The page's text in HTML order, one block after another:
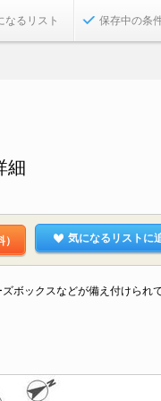
なるリスト 保存中の条
細
気になるリストに
ボックスなどが備え付けられ